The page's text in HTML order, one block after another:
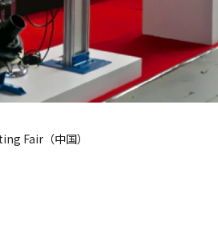
Fair（中国）